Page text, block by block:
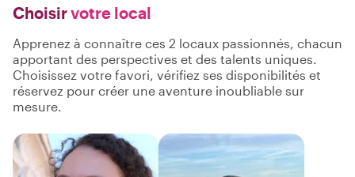
Choisirvotre local
Apprenez à connaître ces 2 locaux passionnés, chacun
apportant des perspectives et des talents uniques.
Choisissez votre favori, vérifiez ses disponibilités et
réservez pour créer une aventure inoubliable sur
mesure.